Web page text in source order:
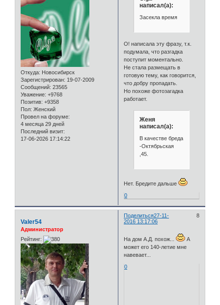
Откуда: Новосибирск
Зарегистрирован: 19-07-2009
Сообщений: 23565
Уважение: +9768
Позитив: +9358
Пол: Женский
Провел на форуме:
4 месяца 29 дней
Последний визит:
17-06-2026 17:14:22
написал(а):
Засекла время
О! написала эту фразу, т.к.
подумала, что разгадка
поступит моментально.
Не стала размещать в
готовую тему, как говорится,
что добру пропадать.
Но похоже фотозагадка
работает.
Женя
написал(а):
В качестве бреда
-Октябрьская
,45.
Нет. Бредите дальше
0
Поделиться 8
27-11-
2016 13:17:06
Valer54
Администратор
Рейтинг:
На дом А.Д. похож...
А
может его 140-летие мне
навевает...
0